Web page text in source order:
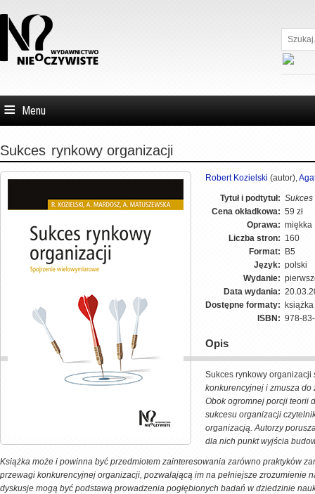
Szukaj...
Menu
Sukces rynkowy organizacji
Robert Kozielski (autor),
Tytuł i podtytuł:
Cena okładkowa: 59 zł
Oprawa: miękka
Liczba stron: 160
Format: B5
Język: polski
Wydanie:
Data wydania:
Dostępne formaty:
ISBN: 978-
Opis
Sukces rynkowy organizacji
konkurencyjnej i zmusza
Obok ogromnej porcji teorii
sukcesu organizacji
organizacją. Autorzy
dla nich punkt wyjścia
Książka może i powinna być przedmiotem zainteresowania zarówno praktyków
przewagi konkurencyjnej organizacji, pozwalającą im na pełniejsze
dyskusje mogą być podstawą prowadzenia pogłębionych badań w dziedzinie